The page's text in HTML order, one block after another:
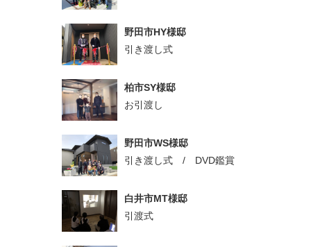
野田市HY様邸
引き渡し式
柏市SY様邸
お引渡し
野田市WS様邸
引き渡し式 / DVD鑑賞
白井市MT様邸
引渡式